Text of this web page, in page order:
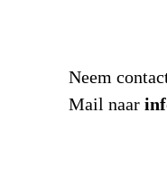
Neem
Mail naar